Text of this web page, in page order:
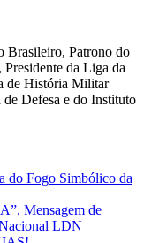
Brasileiro, Patrono do
da Liga da
de História Militar
Defesa e do Instituto